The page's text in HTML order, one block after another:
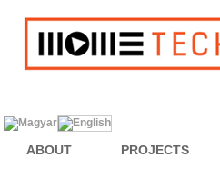
ABOUT PROJECTS